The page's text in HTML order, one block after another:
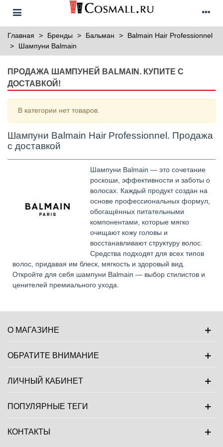
Главная > Бренды > Бальман >
Balmain Hair Professionnel
>
Шампуни Balmain
ПРОДАЖА ШАМПУНЕЙ BALMAIN. КУПИТЕ С
ДОСТАВКОЙ!
В категории нет товаров.
Шампуни Balmain Hair Professionnel. Продажа
с доставкой
Шампуни Balmain — это сочетание
роскоши, эффективности и заботы о
волосах. Каждый продукт создан на
основе профессиональных формул,
обогащённых питательными
компонентами, которые мягко
очищают кожу головы и
восстанавливают структуру волос.
Средства подходят для всех типов
волос, придавая им блеск, мягкость и здоровый вид.
Откройте для себя шампуни Balmain — выбор стилистов и
ценителей премиального ухода.
О МАГАЗИНЕ
ОБРАТИТЕ ВНИМАНИЕ
ЛИЧНЫЙ КАБИНЕТ
ПОПУЛЯРНЫЕ ТЕГИ
КОНТАКТЫ